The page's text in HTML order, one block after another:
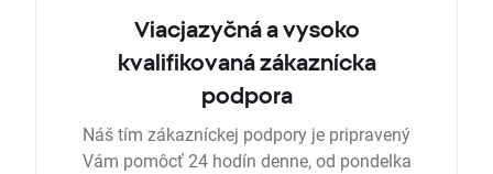
Viacjazyčná a vysoko
kvalifikovaná zákaznícka
podpora
Náš tím zákazníckej podpory je pripravený
Vám pomôcť 24 hodín denne, od pondelka